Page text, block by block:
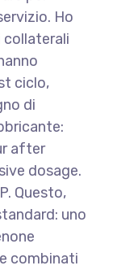
Ho
collaterali
ciclo,
di
after
dosage.
Questo,
uno
combinati